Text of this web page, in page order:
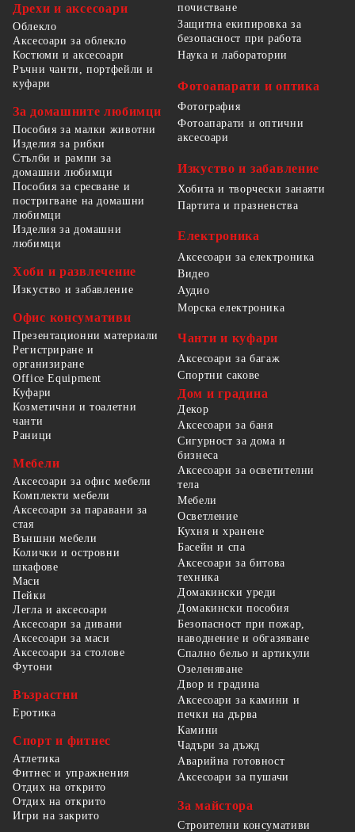
Дрехи и аксесоари
Облекло
Аксесоари за облекло
Костюми и аксесоари
Ръчни чанти, портфейли и
куфари
За домашните любимци
Пособия за малки животни
Изделия за рибки
Стълби и рампи за
домашни любимци
Пособия за сресване и
постригване на домашни
любимци
Изделия за домашни
любимци
Хоби и развлечение
Изкуство и забавление
Офис консумативи
Презентационни материали
Регистриране и
организиране
Office Equipment
почистване
Защитна екипировка за
безопасност при работа
Наука и лаборатории
Фотоапарати и оптика
Фотография
Фотоапарати и оптични
аксесоари
Изкуство и забавление
Хобита и творчески занаяти
Партита и празненства
Електроника
Аксесоари за електроника
Видео
Аудио
Морска електроника
Чанти и куфари
Аксесоари за багаж
Спортни сакове
Куфари
Козметични и тоалетни
чанти
Раници
Мебели
Аксесоари за офис мебели
Комплекти мебели
Аксесоари за паравани за
стая
Външни мебели
Колички и островни
шкафове
Маси
Пейки
Легла и аксесоари
Аксесоари за дивани
Аксесоари за маси
Аксесоари за столове
Футони
Възрастни
Еротика
Спорт и фитнес
Атлетика
Фитнес и упражнения
Отдих на открито
Отдих на открито
Игри на закрито
Дом и градина
Декор
Аксесоари за баня
Сигурност за дома и
бизнеса
Аксесоари за осветителни
тела
Мебели
Осветление
Кухня и хранене
Басейн и спа
Аксесоари за битова
техника
Домакински уреди
Домакински пособия
Безопасност при пожар,
наводнение и обгазяване
Спално бельо и артикули
Озеленяване
Двор и градина
Аксесоари за камини и
печки на дърва
Камини
Чадъри за дъжд
Аварийна готовност
Аксесоари за пушачи
За майстора
Строителни консумативи